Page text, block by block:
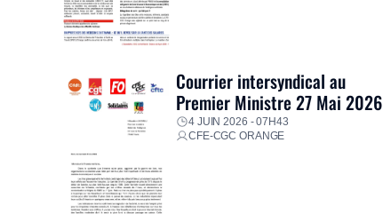
Courrier intersyndical au
Premier Ministre 27 Mai 2026
4 JUIN 2026 - 07H43
CFE-CGC ORANGE